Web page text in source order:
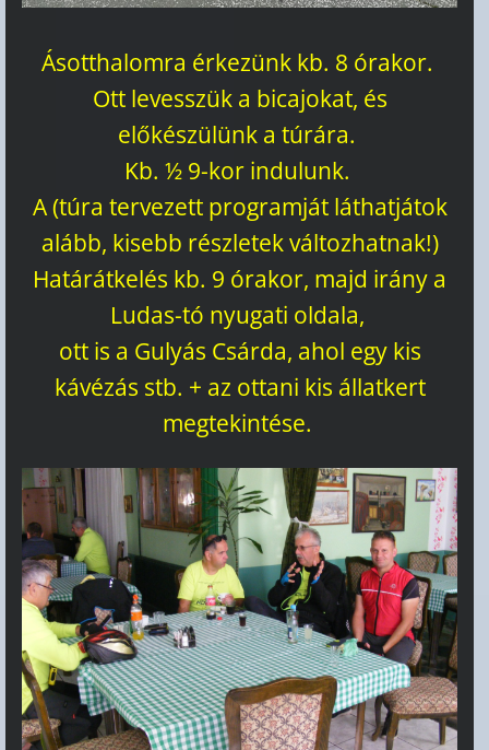
Ásotthalomra érkezünk kb. 8 órakor.
Ott levesszük a bicajokat, és
előkészülünk a túrára.
Kb. ½ 9-kor indulunk.
A (túra tervezett programját láthatjátok
alább, kisebb részletek változhatnak!)
Határátkelés kb. 9 órakor, majd irány a
Ludas-tó nyugati oldala,
ott is a Gulyás Csárda, ahol egy kis
kávézás stb. + az ottani kis állatkert
megtekintése.